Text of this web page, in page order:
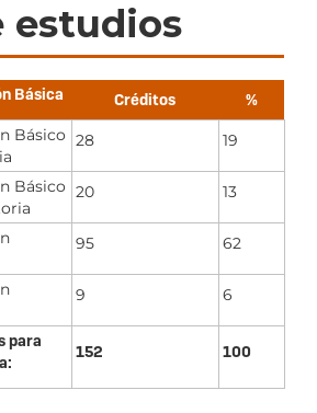
estudios
Básica Créditos
%
Básico 28 19
Básico 20 13
95 62
9 6
para
152 100